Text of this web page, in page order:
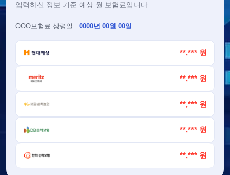
입력하신 정보 기준 예상 월 보험료입니다.
OOO보험료 상령일 : 0000년 00월 00일
**,*** 원
**,*** 원
**,*** 원
**,*** 원
**,*** 원